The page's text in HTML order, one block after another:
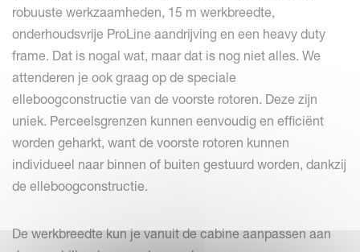
robuuste werkzaamheden, 15 m werkbreedte,
onderhoudsvrije ProLine aandrijving en een heavy duty
frame. Dat is nogal wat, maar dat is nog niet alles. We
attenderen je ook graag op de speciale
elleboogconstructie van de voorste rotoren. Deze zijn
uniek. Perceelsgrenzen kunnen eenvoudig en efficiënt
worden geharkt, want de voorste rotoren kunnen
individueel naar binnen of buiten gestuurd worden, dankzij
de elleboogconstructie.
De werkbreedte kun je vanuit de cabine aanpassen aan